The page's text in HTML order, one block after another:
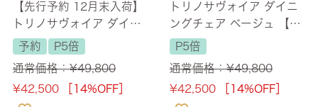
【先行予約 12月末入荷】
トリノサヴォイア ダイニ
ングチェア グリーン 【送
料無料】
予約
P5倍
通常価格：¥49,800
¥42,500 ［14%OFF］
トリノサヴォイア ダイニ
ングチェア ベージュ 【送
料無料】
P5倍
通常価格：¥49,800
¥42,500 ［14%OFF］